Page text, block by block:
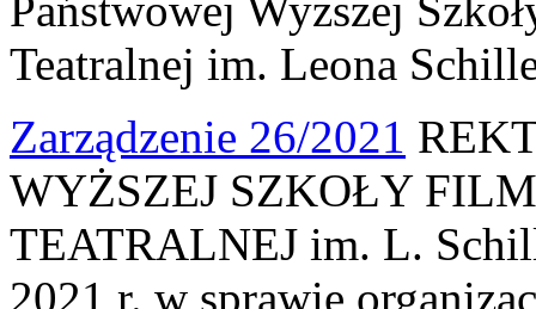
Teatralnej im. Leona
Zarządzenie 26/2021
WYŻSZEJ SZKOŁY
TEATRALNEJ im. L.
2021 r. w sprawie